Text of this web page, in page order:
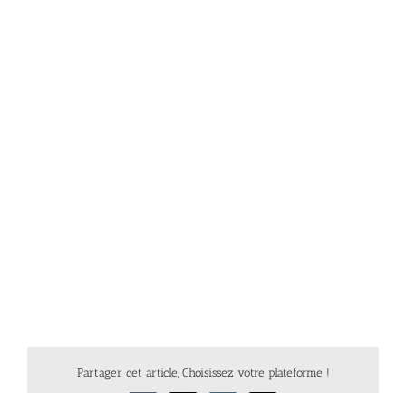
Partager cet article, Choisissez votre plateforme !